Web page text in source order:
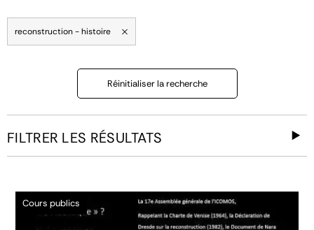
reconstruction - histoire
Réinitialiser la recherche
FILTRER LES RÉSULTATS
Cours publics